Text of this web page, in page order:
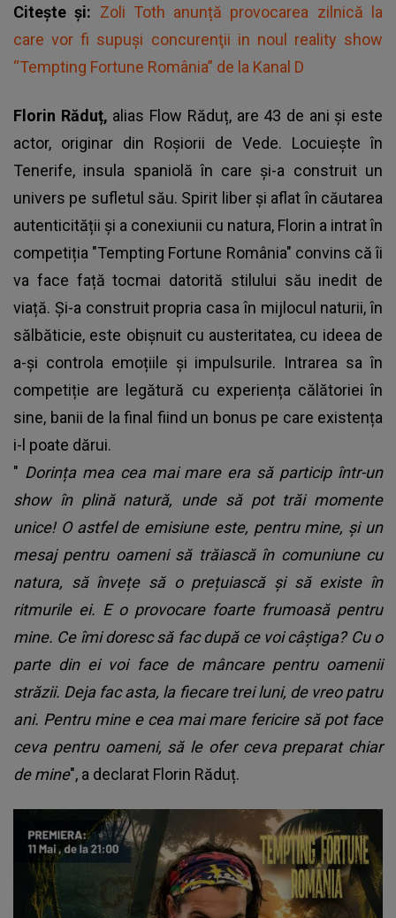
Citește și: Zoli Toth anunță provocarea zilnică la
care vor fi supuşi concurenţii in noul reality show
“Tempting Fortune România” de la Kanal D
Florin Răduț, alias Flow Răduț, are 43 de ani și este
actor, originar din Roșiorii de Vede. Locuiește în
Tenerife, insula spaniolă în care și-a construit un
univers pe sufletul său. Spirit liber și aflat în căutarea
autenticității și a conexiunii cu natura, Florin a intrat în
competiția "Tempting Fortune România" convins că îi
va face față tocmai datorită stilului său inedit de
viață. Și-a construit propria casa în mijlocul naturii, în
sălbăticie, este obișnuit cu austeritatea, cu ideea de
a-și controla emoțiile și impulsurile. Intrarea sa în
competiție are legătură cu experiența călătoriei în
sine, banii de la final fiind un bonus pe care existența
i-l poate dărui.
" Dorința mea cea mai mare era să particip într-un
show în plină natură, unde să pot trăi momente
unice! O astfel de emisiune este, pentru mine, și un
mesaj pentru oameni să trăiască în comuniune cu
natura, să învețe să o prețuiască și să existe în
ritmurile ei. E o provocare foarte frumoasă pentru
mine. Ce îmi doresc să fac după ce voi câștiga? Cu o
parte din ei voi face de mâncare pentru oamenii
străzii. Deja fac asta, la fiecare trei luni, de vreo patru
ani. Pentru mine e cea mai mare fericire să pot face
ceva pentru oameni, să le ofer ceva preparat chiar
de mine", a declarat Florin Răduț.